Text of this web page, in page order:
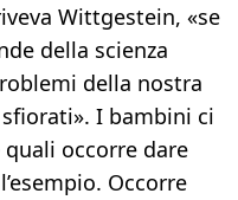
Wittgestein, «se
della scienza
della nostra
I bambini ci
occorre dare
Occorre